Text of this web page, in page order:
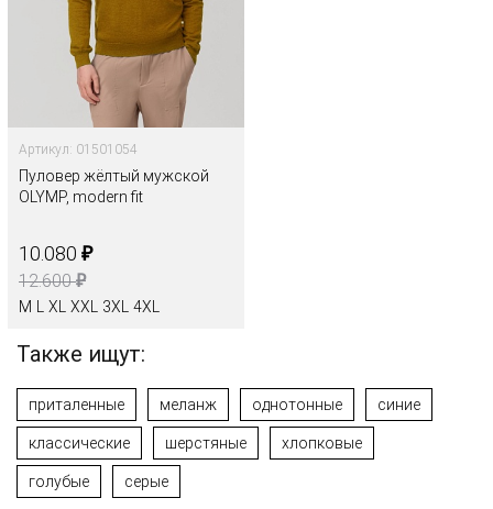
Артикул: 01501054
Пуловер жёлтый мужской
OLYMP, modern fit
10.080 ₽
12.600₽
M L XL XXL 3XL 4XL
Также ищут:
приталенные меланж однотонные синие
классические шерстяные хлопковые
голубые серые